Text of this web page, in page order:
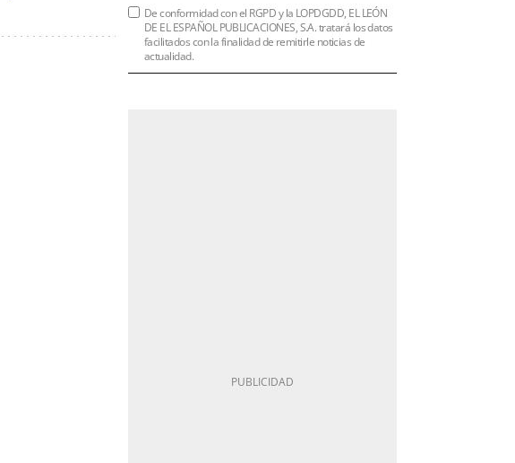
De conformidad con el RGPD y la LOPDGDD, EL LEÓN
DE EL ESPAÑOL PUBLICACIONES, S.A. tratará los datos
facilitados con la finalidad de remitirle noticias de
actualidad.